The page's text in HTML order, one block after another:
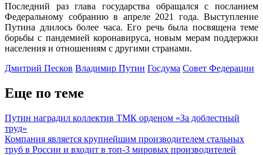
Последний раз глава государства обращался с посланием
Федеральному собранию в апреле 2021 года. Выступление
Путина длилось более часа. Его речь была посвящена теме
борьбы с пандемией коронавируса, новым мерам поддержки
населения и отношениям с другими странами.
Дмитрий Песков Владимир Путин Госдума Совет Федерации
Еще по теме
Путин наградил коллектив ТМК орденом «За доблестный
труд»
Компания является крупнейшим производителем стальных
труб в России и входит в топ-3 мировых производителей